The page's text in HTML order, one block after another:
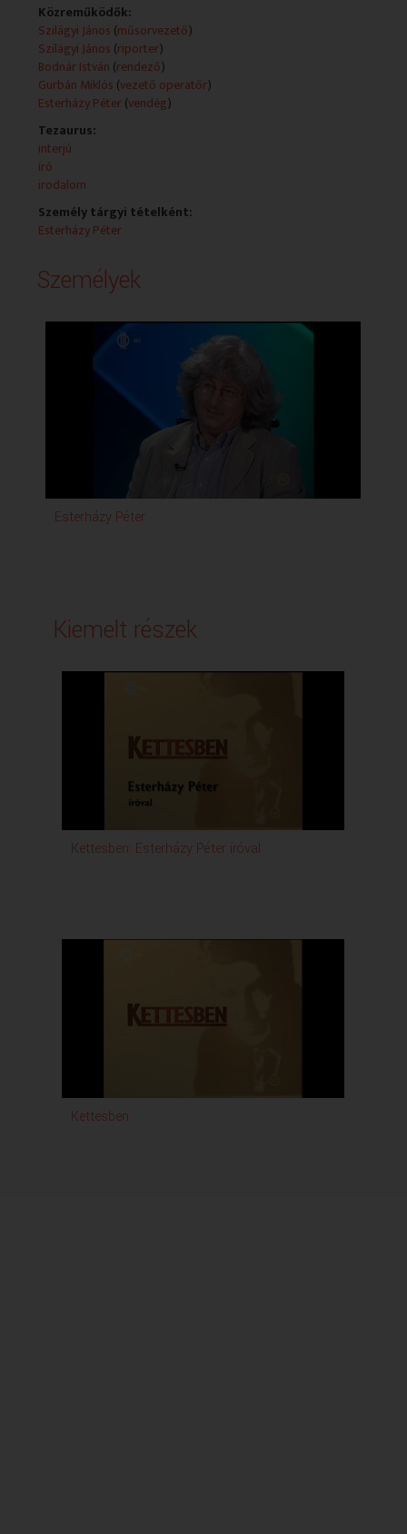
Szerzők és alkotók:
1. Bodnár István Rendező
2. Gurbán Miklós Vezető operatőr
3. Szabó Miklós Főgyártásvezető
4. Szilágyi János Szerkesztő
5. Szilágyi János Műsorvezető
Produkció közreműködői:
1. Esterházy Péter író
Közreműködők:
Szilágyi János (műsorvezető)
Szilágyi János (riporter)
Bodnár István (rendező)
Gurbán Miklós (vezető operatőr)
Esterházy Péter(vendég)
Tezaurus:
interjú
író
irodalom
Személy tárgyi tételként:
Esterházy Péter
Személyek
Esterházy Péter
Kiemelt részek
Kettesben: Esterházy Péter íróval
Kettesben